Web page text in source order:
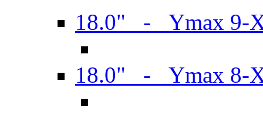
18.0" - Ymax 9-
18.0" - Ymax 8-